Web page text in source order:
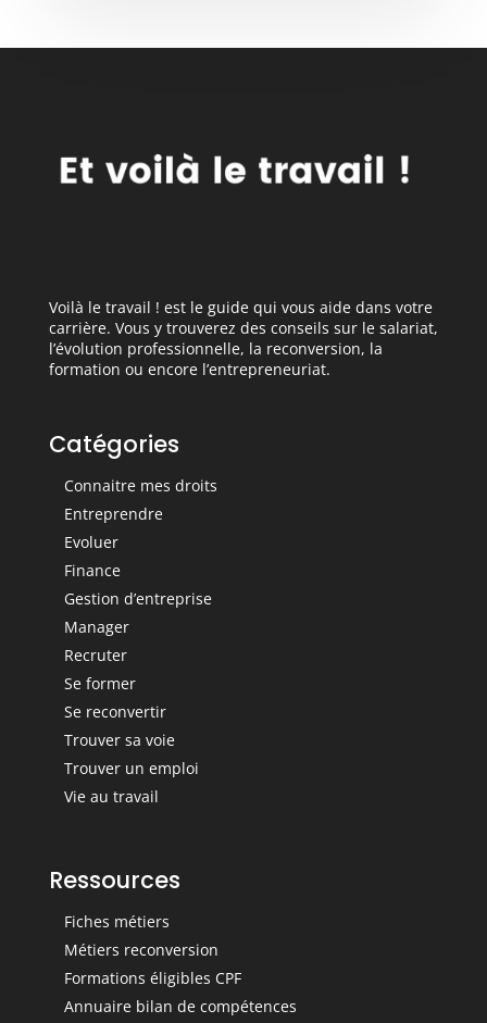
Voilà le travail ! est le guide qui vous aide dans votre
carrière. Vous y trouverez des conseils sur le salariat,
l’évolution professionnelle, la reconversion, la
formation ou encore l’entrepreneuriat.
Catégories
Connaitre mes droits
Entreprendre
Evoluer
Finance
Gestion d’entreprise
Manager
Recruter
Se former
Se reconvertir
Trouver sa voie
Trouver un emploi
Vie au travail
Ressources
Fiches métiers
Métiers reconversion
Formations éligibles CPF
Annuaire bilan de compétences